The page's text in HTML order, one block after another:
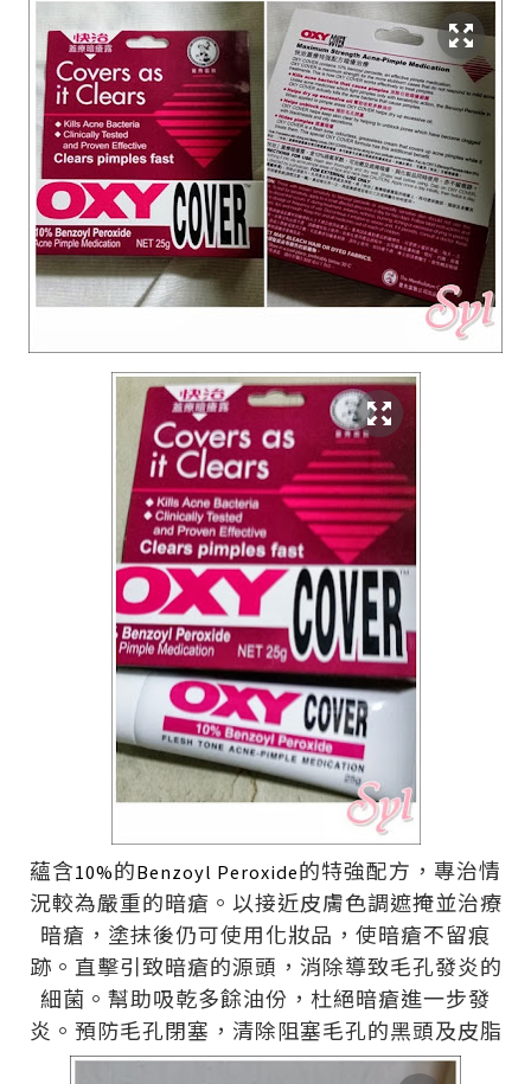
蘊含10%的Benzoyl Peroxide的特強配方，專治情
況較為嚴重的暗瘡。以接近皮膚色調遮掩並治療
暗瘡，塗抹後仍可使用化妝品，使暗瘡不留痕
跡。直擊引致暗瘡的源頭，消除導致毛孔發炎的
細菌。幫助吸乾多餘油份，杜絕暗瘡進一步發
炎。預防毛孔閉塞，清除阻塞毛孔的黑頭及皮脂